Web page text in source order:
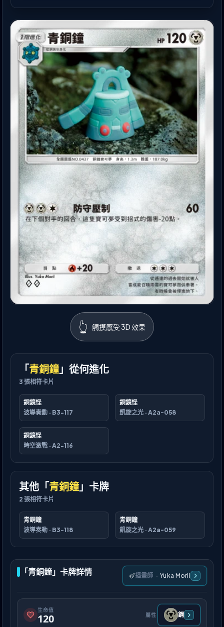
👆 觸摸感受 3D 效果
「青銅鐘」從何進化
3 張相符卡片
銅鏡怪
波導奏動 · B3-117
銅鏡怪
凱旋之光 · A2a-058
銅鏡怪
時空激戰 · A2-116
其他「青銅鐘」卡牌
2 張相符卡片
青銅鐘
波導奏動 · B3-118
青銅鐘
凱旋之光 · A2a-059
「青銅鐘」卡牌詳情 插畫師 · Yuka Morii
生命值
120 屬性 鋼